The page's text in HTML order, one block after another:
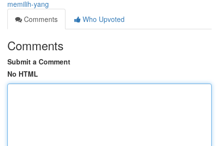
memilih-yang
Comments
Who Upvoted
Comments
Submit a Comment
No HTML